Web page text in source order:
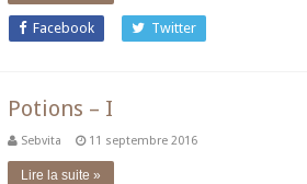
Facebook Twitter
Potions – I
Sebvita 11 septembre 2016
Lire la suite »